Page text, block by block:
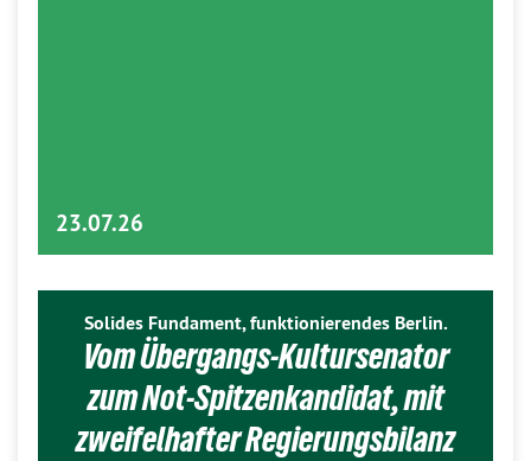
23.07.26
Solides Fundament, funktionierendes Berlin.
Vom Übergangs-Kultursenator
zum Not-Spitzenkandidat, mit
zweifelhafter Regierungsbilanz